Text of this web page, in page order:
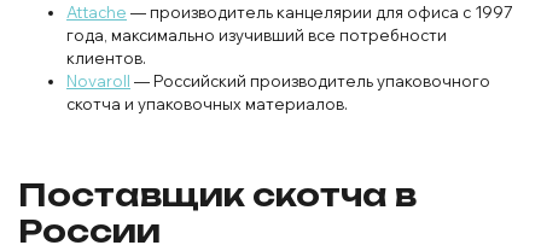
Attache — производитель канцелярии для офиса с 1997
года, максимально изучивший все потребности
клиентов.
Novaroll — Российский производитель упаковочного
скотча и упаковочных материалов.
Поставщик скотча в
России